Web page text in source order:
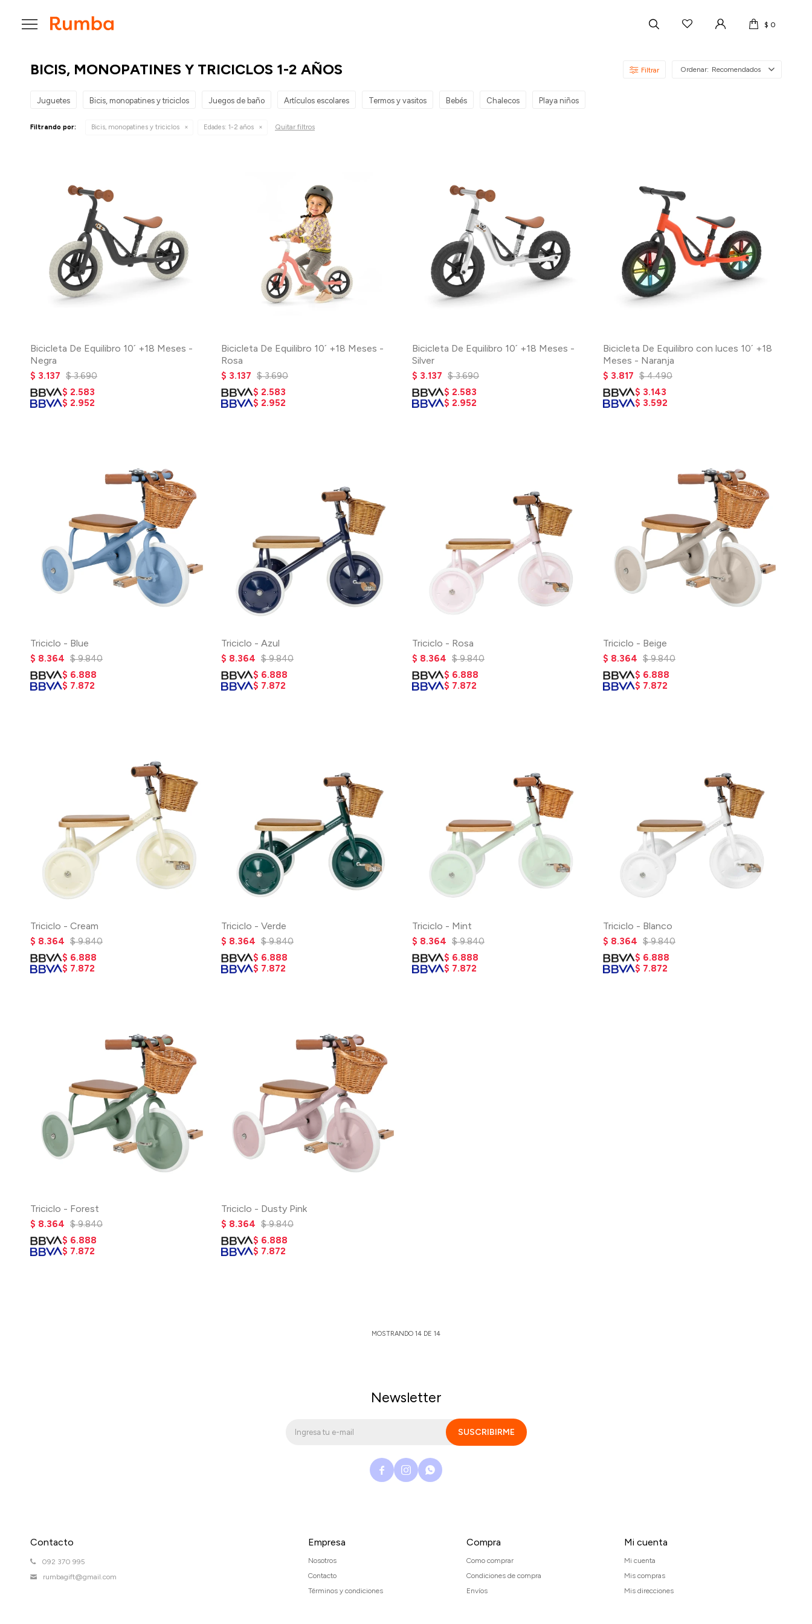
$ 0

BICIS, MONOPATINES Y TRICICLOS 1-2 AÑOS Recomendados
Juguetes Bicis, monopatines y triciclos Juegos de baño Artículos escolares Termos y vasitos Bebés Chalecos Playa niños
Filtrando por: Bicis, monopatines y triciclos Edades: 1-2 años Quitar filtros
Bicicleta De Equilibro 10´ +18 Meses -
Negra
$ 3.137 $ 3.690
$ 2.583
$ 2.952
Bicicleta De Equilibro 10´ +18 Meses -
Rosa
$ 3.137 $ 3.690
$ 2.583
$ 2.952
Bicicleta De Equilibro 10´ +18 Meses -
Silver
$ 3.137 $ 3.690
$ 2.583
$ 2.952
Bicicleta De Equilibro con luces 10´ +18
Meses - Naranja
$ 3.817 $ 4.490
$ 3.143
$ 3.592
Triciclo - Blue
$ 8.364 $ 9.840
$ 6.888
$ 7.872
Triciclo - Azul
$ 8.364 $ 9.840
$ 6.888
$ 7.872
Triciclo - Rosa
$ 8.364 $ 9.840
$ 6.888
$ 7.872
Triciclo - Beige
$ 8.364 $ 9.840
$ 6.888
$ 7.872
Triciclo - Cream
$ 8.364 $ 9.840
$ 6.888
$ 7.872
Triciclo - Verde
$ 8.364 $ 9.840
$ 6.888
$ 7.872
Triciclo - Mint
$ 8.364 $ 9.840
$ 6.888
$ 7.872
Triciclo - Blanco
$ 8.364 $ 9.840
$ 6.888
$ 7.872
Triciclo - Forest
$ 8.364 $ 9.840
$ 6.888
$ 7.872
Triciclo - Dusty Pink
$ 8.364 $ 9.840
$ 6.888
$ 7.872
MOSTRANDO 14 DE 14
Contacto
092 370 995
rumbagift@gmail.com
Empresa
Nosotros
Contacto
Términos y condiciones
Compra
Como comprar
Condiciones de compra
Envíos
Mi cuenta
Mi cuenta
Mis compras
Mis direcciones
Newsletter
SUSCRIBIRME
  